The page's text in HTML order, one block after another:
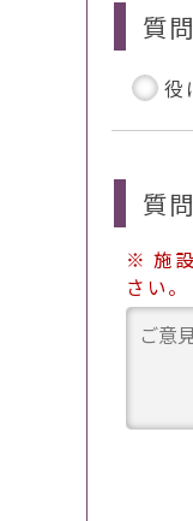
質
役
質
※ 施
さい。